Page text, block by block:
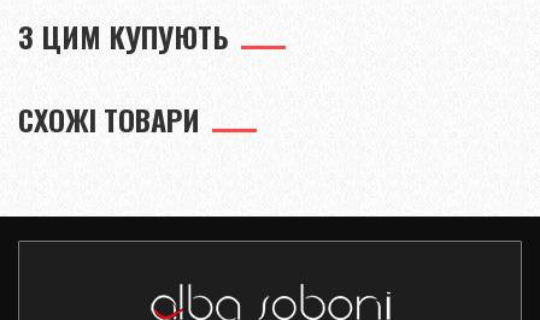
З ЦИМ КУПУЮТЬ
СХОЖІ ТОВАРИ